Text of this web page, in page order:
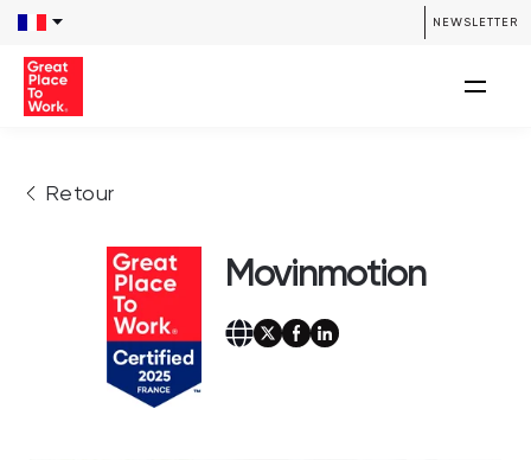
NEWSLETTER
Retour
Movinmotion